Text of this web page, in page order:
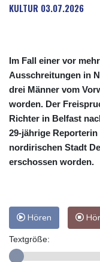
KULTUR 03.07.2026
Im Fall einer vor
Ausschreitungen in
drei Männer vom
worden. Der
Richter in Belfast
29-jährige
nordirischen Stadt
erschossen worden.
Hören
Textgröße: